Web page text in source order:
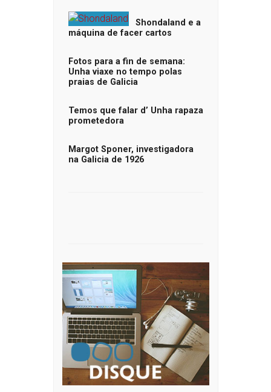
Shondaland e a
máquina de facer cartos
Fotos para a fin de semana:
Unha viaxe no tempo polas
praias de Galicia
Temos que falar d’ Unha rapaza
prometedora
Margot Sponer, investigadora
na Galicia de 1926